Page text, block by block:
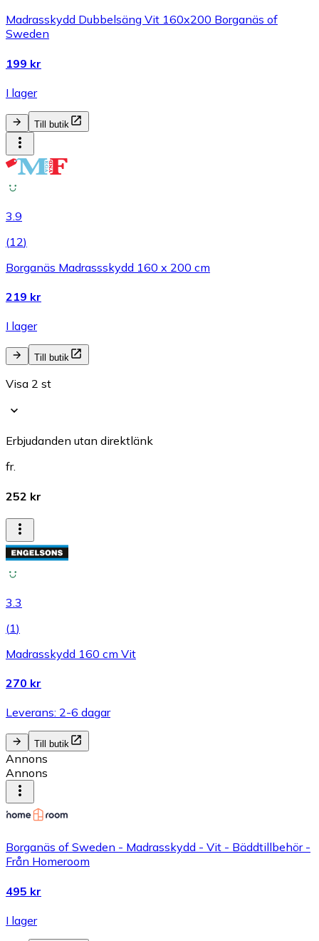
Madrasskydd Dubbelsäng Vit 160x200 Borganäs of
Sweden
199 kr
I lager
Till butik
3.9
(12)
Borganäs Madrassskydd 160 x 200 cm
219 kr
I lager
Till butik
Visa 2 st
Erbjudanden utan direktlänk
fr.
252 kr
3.3
(1)
Madrasskydd 160 cm Vit
270 kr
Leverans: 2-6 dagar
Till butik
Annons
Annons
Borganäs of Sweden - Madrasskydd - Vit - Bäddtillbehör -
Från Homeroom
495 kr
I lager